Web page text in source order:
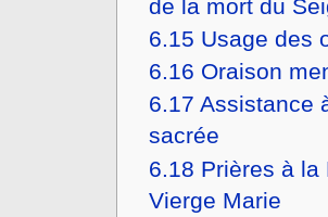
de la mort du
6.15 Usage des
6.16 Oraison
6.17 Assistance
sacrée
6.18 Prières à la
Vierge Marie